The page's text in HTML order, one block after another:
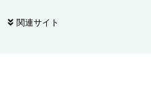
関連サイト